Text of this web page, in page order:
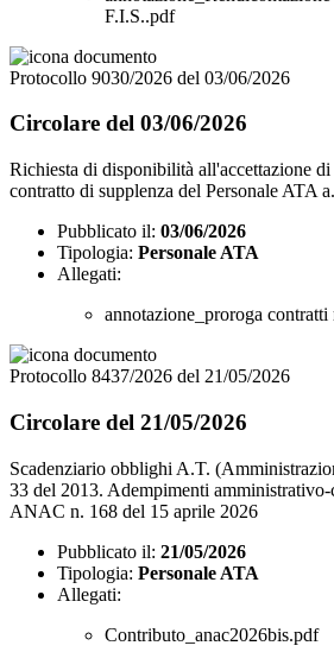
F.I.S..pdf
Protocollo 9030/2026 del 03/06/2026
Circolare del 03/06/2026
Richiesta di disponibilità all'accettazione
contratto di supplenza del Personale ATA
Pubblicato il: 03/06/2026
Tipologia: Personale ATA
Allegati:
annotazione_proroga
Protocollo 8437/2026 del 21/05/2026
Circolare del 21/05/2026
Scadenziario obblighi A.T.
33 del 2013. Adempimenti
ANAC n. 168 del 15 aprile 2026
Pubblicato il: 21/05/2026
Tipologia: Personale ATA
Allegati:
Contributo_anac2026bis.pdf